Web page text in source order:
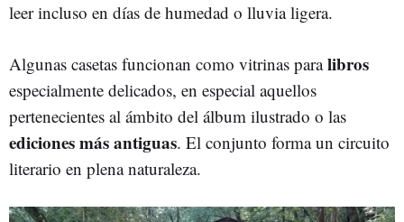
leer incluso en días de humedad o lluvia ligera.
Algunas casetas funcionan como vitrinas paralibros
especialmente delicados, en especial aquellos
pertenecientes al ámbito del álbum ilustrado o las
ediciones más antiguas. El conjunto forma un circuito
literario en plena naturaleza.